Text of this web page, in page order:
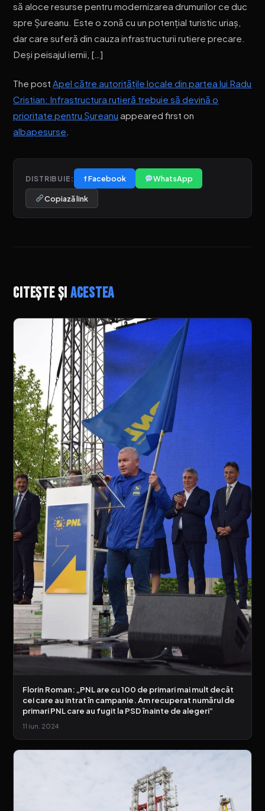
să aloce resurse pentru modernizarea drumurilor ce duc
spre Șureanu. Este o zonă cu un potențial turistic uriaș,
dar care suferă din cauza infrastructurii rutiere precare.
Deși peisajul iernii, […]
The postApel către autoritățile locale din partea lui Radu
Cristian: Infrastructura rutieră trebuie să devină o
prioritate pentru Șureanu appeared first on
albapesurse
DISTRIBUIE: f Facebook WhatsApp
Copiază link
Citește șiacestea
Florin Roman: „PNL are cu 100 de primari mai mult decât
cei care au intrat în campanie. Am recuperat numărul de
primari PNL care au fugit la PSD înainte de alegeri”
11 iun. 2024